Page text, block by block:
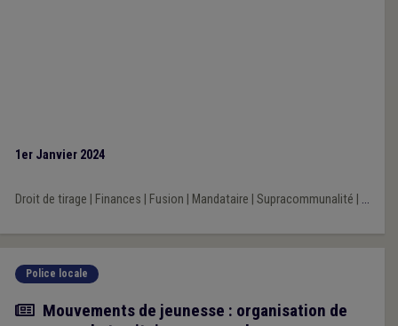
1er Janvier 2024
Droit de tirage Finances Fusion Mandataire Supracommunalité ...
Police locale
Article
Mouvements de jeunesse : organisation de